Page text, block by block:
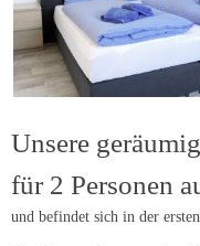
Unsere
für 2 Personen
und befindet sich in der